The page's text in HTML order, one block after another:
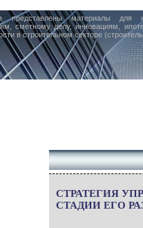
представлены материалы для
сметному делу, инновациям,
в строительном секторе
СТРАТЕГИЯ
СТАДИИ ЕГО